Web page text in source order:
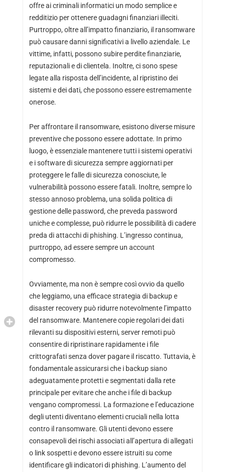
offre ai criminali informatici un modo semplice e
redditizio per ottenere guadagni finanziari illeciti.
Purtroppo, oltre all’impatto finanziario, il ransomware
può causare danni significativi a livello aziendale. Le
vittime, infatti, possono subire perdite finanziarie,
reputazionali e di clientela. Inoltre, ci sono spese
legate alla risposta dell’incidente, al ripristino dei
sistemi e dei dati, che possono essere estremamente
onerose.
Per affrontare il ransomware, esistono diverse misure
preventive che possono essere adottate. In primo
luogo, è essenziale mantenere tutti i sistemi operativi
e i software di sicurezza sempre aggiornati per
proteggere le falle di sicurezza conosciute, le
vulnerabilità possono essere fatali. Inoltre, sempre lo
stesso annoso problema, una solida politica di
gestione delle password, che preveda password
uniche e complesse, può ridurre le possibilità di cadere
preda di attacchi di phishing. L’ingresso continua,
purtroppo, ad essere sempre un account
compromesso.
Ovviamente, ma non è sempre così ovvio da quello
che leggiamo, una efficace strategia di backup e
disaster recovery può ridurre notevolmente l’impatto
del ransomware. Mantenere copie regolari dei dati
rilevanti su dispositivi esterni, server remoti può
consentire di ripristinare rapidamente i file
crittografati senza dover pagare il riscatto. Tuttavia, è
fondamentale assicurarsi che i backup siano
adeguatamente protetti e segmentati dalla rete
principale per evitare che anche i file di backup
vengano compromessi. La formazione e l’educazione
degli utenti diventano elementi cruciali nella lotta
contro il ransomware. Gli utenti devono essere
consapevoli dei rischi associati all’apertura di allegati
o link sospetti e devono essere istruiti su come
identificare gli indicatori di phishing. L’aumento del